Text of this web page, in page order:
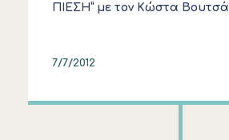
ΠΙΕΣΗ” με τον Κώστα Βουτσά
7/7/2012